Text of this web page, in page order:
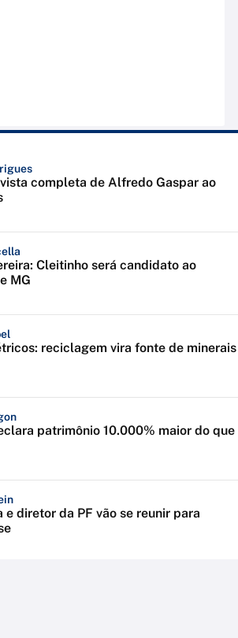
completa de Alfredo Gaspar ao
Cleitinho será candidato ao
MG
reciclagem vira fonte de minerais
patrimônio 10.000% maior do que
e diretor da PF vão se reunir para